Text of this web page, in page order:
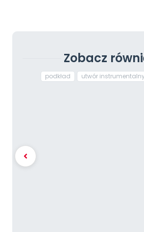
Zobacz
podkład utwór